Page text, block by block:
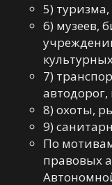
5)
6) музеев,
7)
8) охоты,
9)
По
правовых